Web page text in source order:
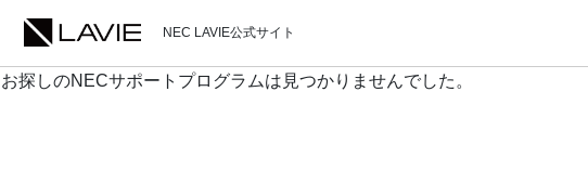
NEC LAVIE公式サイト
お探しのNECサポートプログラムは見つかりませんでした。